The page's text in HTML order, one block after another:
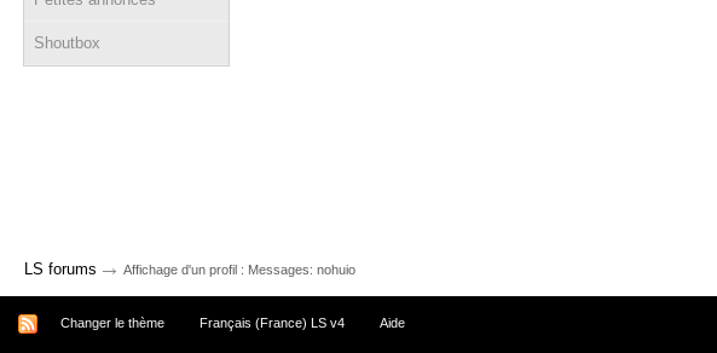
Shoutbox
LS forums → Affichage d'un profil : Messages: nohuio
Changer le thème Français (France) LS v4 Aide